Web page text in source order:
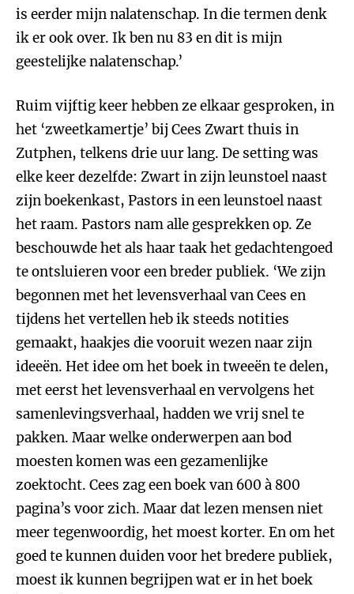
is eerder mijn nalatenschap. In die termen denk
ik er ook over. Ik ben nu 83 en dit is mijn
geestelijke nalatenschap.’
Ruim vijftig keer hebben ze elkaar gesproken, in
het ‘zweetkamertje’ bij Cees Zwart thuis in
Zutphen, telkens drie uur lang. De setting was
elke keer dezelfde: Zwart in zijn leunstoel naast
zijn boekenkast, Pastors in een leunstoel naast
het raam. Pastors nam alle gesprekken op. Ze
beschouwde het als haar taak het gedachtengoed
te ontsluieren voor een breder publiek. ‘We zijn
begonnen met het levensverhaal van Cees en
tijdens het vertellen heb ik steeds notities
gemaakt, haakjes die vooruit wezen naar zijn
ideeën. Het idee om het boek in tweeën te delen,
met eerst het levensverhaal en vervolgens het
samenlevingsverhaal, hadden we vrij snel te
pakken. Maar welke onderwerpen aan bod
moesten komen was een gezamenlijke
zoektocht. Cees zag een boek van 600 à 800
pagina’s voor zich. Maar dat lezen mensen niet
meer tegenwoordig, het moest korter. En om het
goed te kunnen duiden voor het bredere publiek,
moest ik kunnen begrijpen wat er in het boek